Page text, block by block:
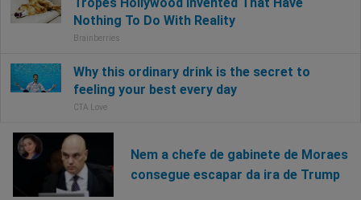
Nem a chefe de gabinete de Moraes
consegue escapar da ira de Trump